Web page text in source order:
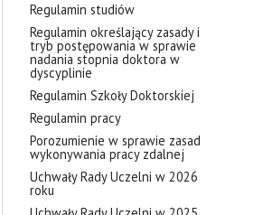
Regulamin studiów
Regulamin określający zasady i
tryb postępowania w sprawie
nadania stopnia doktora w
dyscyplinie
Regulamin Szkoły Doktorskiej
Regulamin pracy
Porozumienie w sprawie zasad
wykonywania pracy zdalnej
Uchwały Rady Uczelni w 2026
roku